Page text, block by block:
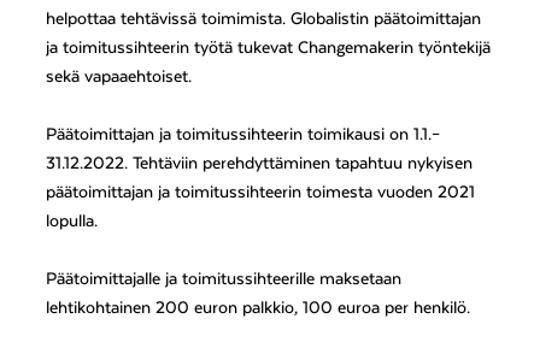
helpottaa tehtävissä toimimista. Globalistin päätoimittajan
ja toimitussihteerin työtä tukevat Changemakerin työntekijä
sekä vapaaehtoiset.
Päätoimittajan ja toimitussihteerin toimikausi on 1.1.–
31.12.2022. Tehtäviin perehdyttäminen tapahtuu nykyisen
päätoimittajan ja toimitussihteerin toimesta vuoden 2021
lopulla.
Päätoimittajalle ja toimitussihteerille maksetaan
lehtikohtainen 200 euron palkkio, 100 euroa per henkilö.